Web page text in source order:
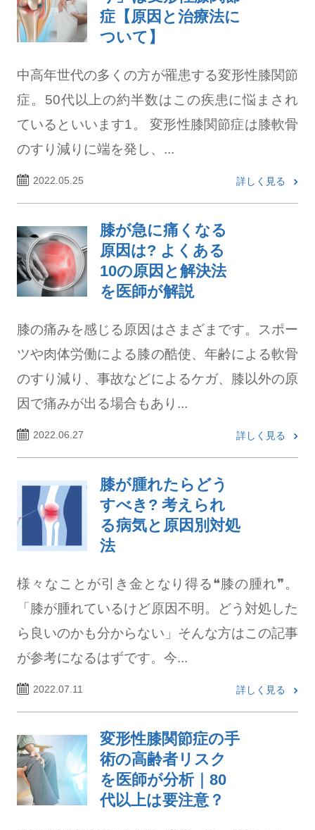
症【原因と治療法に
ついて】
中高年世代の多くの方が罹患する変形性膝関節
症。50代以上の約半数はこの疾患に悩まされ
ているといいます1。 変形性膝関節症は膝軟骨
のすり減りに端を発し、...
2022.05.25 詳しく見る
膝が急に痛くなる
原因は? よくある
10の原因と解決法
を医師が解説
膝の痛みを感じる原因はさまざまです。スポー
ツや肉体労働による膝の酷使、年齢による軟骨
のすり減り、事故などによるケガ、膝以外の原
因で痛みが出る場合もあり...
2022.06.27 詳しく見る
膝が腫れたらどう
すべき? 考えられ
る病気と原因別対処
法
様々なことが引き金となり得る❝膝の腫れ❞。
「膝が腫れているけど原因不明。どう対処した
ら良いのかも分からない」そんな方はこの記事
が参考になるはずです。今...
2022.07.11 詳しく見る
変形性膝関節症の手
術の高齢者リスク
を医師が分析｜80
代以上は要注意？